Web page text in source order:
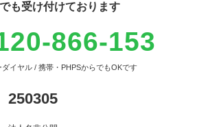
も受け付けております
866-153
イヤル / 携帯・PHPSからでもOKです
250305